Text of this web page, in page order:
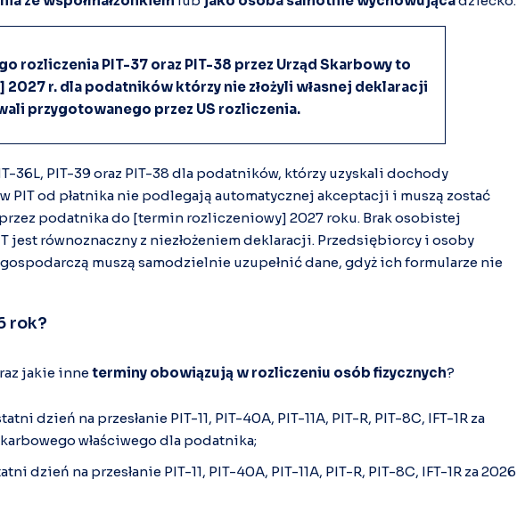
rozliczenia PIT-37 oraz PIT-38 przez Urząd Skarbowy to
r. dla podatników którzy nie złożyli własnej deklaracji
przygotowanego przez US rozliczenia.
36L, PIT-39 oraz PIT-38 dla podatników, którzy uzyskali dochody
PIT od płatnika nie podlegają automatycznej akceptacji i muszą zostać
podatnika do [termin rozliczeniowy] 2027 roku. Brak osobistej
jest równoznaczny z niezłożeniem deklaracji. Przedsiębiorcy i osoby
muszą samodzielnie uzupełnić dane, gdyż ich formularze nie
rok?
jakie inneterminy obowiązują w rozliczeniu osób fizycznych?
dzień na przesłanie PIT-11, PIT-40A, PIT-11A, PIT-R, PIT-8C, IFT-1R za
właściwego dla podatnika;
dzień na przesłanie PIT-11, PIT-40A, PIT-11A, PIT-R, PIT-8C, IFT-1R za 2026